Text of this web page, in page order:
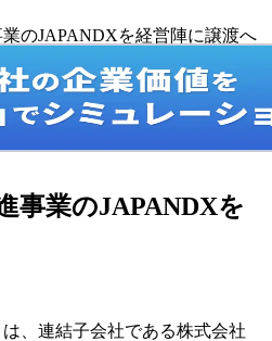
のJAPANDXを経営陣に譲渡へ
事業のJAPANDXを
、連結子会社である株式会社